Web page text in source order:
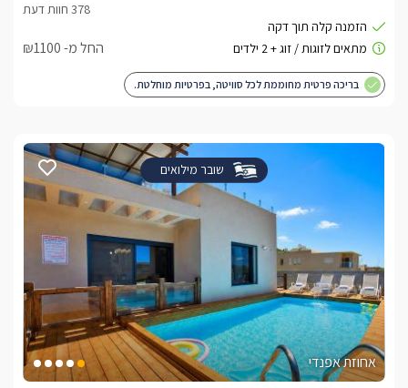
החל מ- ₪1100
בריכה פרטית מחוממת לכל סוויטה, בפרטיות מוחלטת.
שובר מילואים
אחוזת אפנדי